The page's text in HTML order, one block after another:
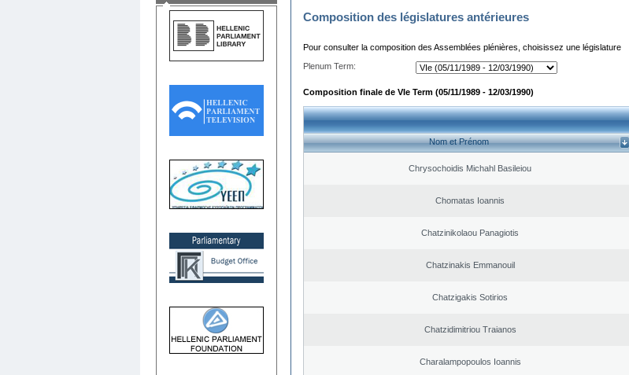
Composition des législatures antérieures
Pour consulter la composition des Assemblées plénières, choisissez une législature
Plenum Term:
Composition finale de VIe Term (05/11/1989 - 12/03/1990)
Nom et Prénom
Chrysochoidis Michahl Basileiou
Chomatas Ioannis
Chatzinikolaou Panagiotis
Chatzinakis Emmanouil
Chatzigakis Sotirios
Chatzidimitriou Traianos
Charalampopoulos Ioannis